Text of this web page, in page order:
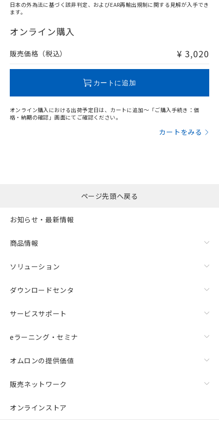
在庫等で未対応品が混在する可能性があります。
問い合わせください。
日本の外為法に基づく該非判定、およびEAR再輸出規制に関する見解が入手でき
ます。
オンライン購入
販売価格（税込） ¥ 3,020
カートに追加
オンライン購入における出荷予定日は、カートに追加～「ご購入手続き：価
格・納期の確認」画面にてご確認ください。
カートをみる
ページ先頭へ戻る
お知らせ・最新情報
商品情報
ソリューション
ダウンロードセンタ
サービスサポート
eラーニング・セミナ
オムロンの提供価値
販売ネットワーク
オンラインストア